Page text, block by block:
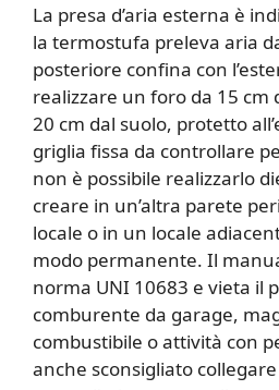
La presa d’aria esterna è
la termostufa preleva aria
posteriore confina con
realizzare un foro da 15 cm
20 cm dal suolo, protetto
griglia fissa da controllare
non è possibile realizzarlo
creare in un’altra parete
locale o in un locale
modo permanente. Il
norma UNI 10683 e vieta il
comburente da garage,
combustibile o attività con
anche sconsigliato